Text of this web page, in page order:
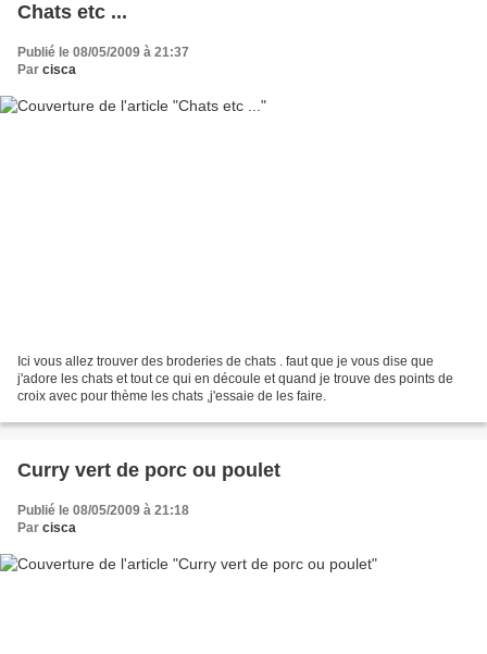
Chats etc ...
Publié le 08/05/2009 à 21:37
Par cisca
Ici vous allez trouver des broderies de chats . faut que je vous dise que
j'adore les chats et tout ce qui en découle et quand je trouve des points de
croix avec pour thème les chats ,j'essaie de les faire.
Curry vert de porc ou poulet
Publié le 08/05/2009 à 21:18
Par cisca